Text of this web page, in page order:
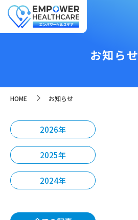
お知らせ
HOME お知らせ
2026年
2025年
2024年